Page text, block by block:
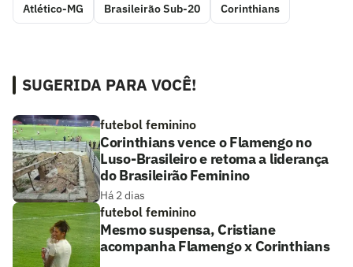
Atlético-MG Brasileirão Sub-20 Corinthians
SUGERIDA PARA VOCÊ!
futebol feminino
Corinthians vence o Flamengo no
Luso-Brasileiro e retoma a liderança
do Brasileirão Feminino
Há 2 dias
futebol feminino
Mesmo suspensa, Cristiane
acompanha Flamengo x Corinthians